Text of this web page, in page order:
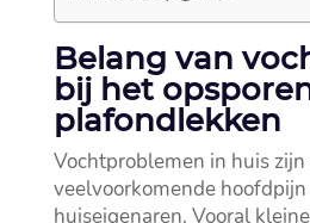
Belang van
bij het
plafondlekken
Vochtproblemen in huis zijn
veelvoorkomende
huiseigenaren.​ Vooral